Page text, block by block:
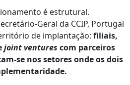
é estrutural.
Geral da CCIP, Portugal
de implantação: filiais,
joint ventures com parceiros
se nos setores onde os dois